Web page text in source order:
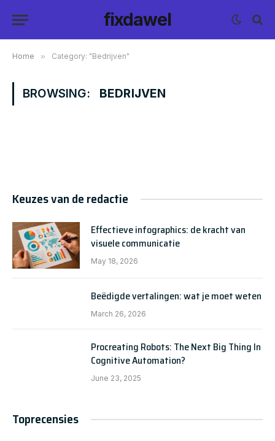
fixdawel
Home » Category: "Bedrijven"
BROWSING: BEDRIJVEN
Keuzes van de redactie
Effectieve infographics: de kracht van
visuele communicatie
May 18, 2026
Beëdigde vertalingen: wat je moet weten
March 26, 2026
Procreating Robots: The Next Big Thing In
Cognitive Automation?
June 23, 2025
Toprecensies